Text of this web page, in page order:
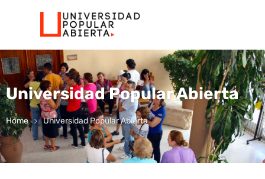
Universidad Popular Abierta
Home Universidad Popular Abierta